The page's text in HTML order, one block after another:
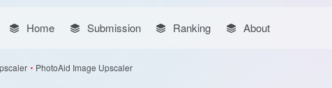
Home Submission Ranking About
• PhotoAid Image Upscaler